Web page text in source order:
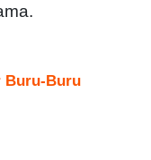
Buru-Buru